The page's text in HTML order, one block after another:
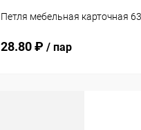
Петля мебельная карточная
28.80 ₽ / пар